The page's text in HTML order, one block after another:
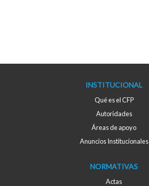
INSTITUCIONAL
Qué es el CFP
Autoridades
Áreas de apoyo
Anuncios Institucionales
NORMATIVAS
Actas